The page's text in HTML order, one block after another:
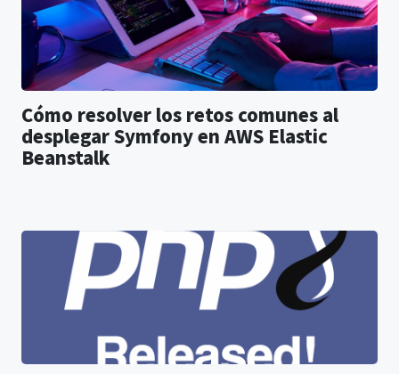
Cómo resolver los retos comunes al
desplegar Symfony en AWS Elastic
Beanstalk